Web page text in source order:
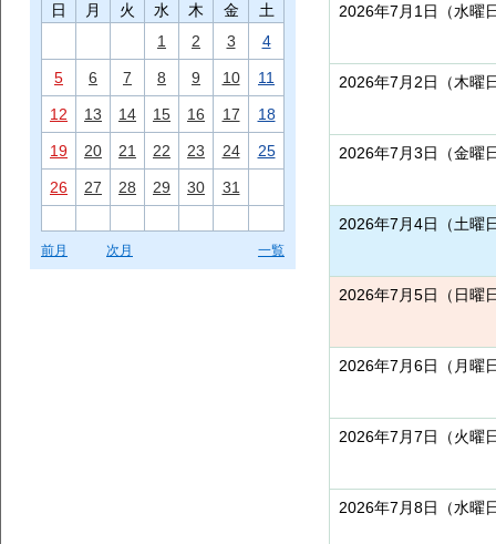
日
月 火 水 木 金
土
1
2 3 4
5 6 7 8 9 10 11
12 13 14 15 16 17 18
19 20 21 22 23 24 25
26 27 28 29 30 31
前月 一覧
次月
2026年7月1日（水曜
2026年7月2日（木曜
2026年7月3日（金曜
2026年7月4日（土曜
2026年7月5日（日曜
2026年7月6日（月曜
2026年7月7日（火曜
2026年7月8日（水曜